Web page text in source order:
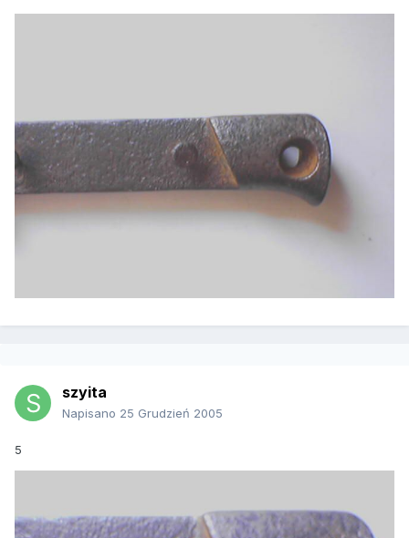
szyita
Napisano 25 Grudzień 2005
5